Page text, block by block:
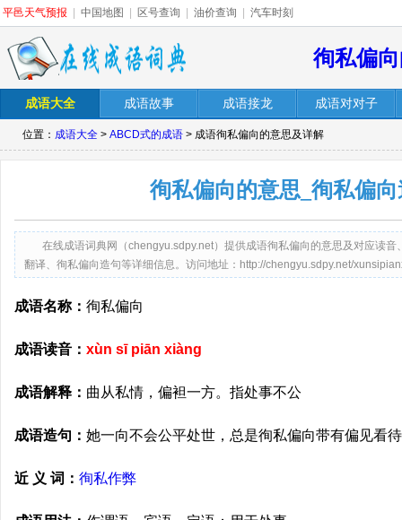
平邑天气预报 中国地图 区号查询 油价查询 汽车时刻
徇私偏
成语大全 成语故事 成语接龙 成语对对子
位置： 成语大全 > ABCD式的成语 > 成语徇私偏向的意思及详解
徇私偏向的意思_徇私偏
在线成语词典网（chengyu.sdpy.net）提供成语徇私偏向的意思及对应读
翻译、徇私偏向造句等详细信息。访问地址：http://chengyu.sdpy.net/
成语名称： 徇私偏向
成语读音： xùn sī piān xiàng
成语解释： 曲从私情，偏袒一方。指处事不公
成语造句： 她一向不会公平处世，总是徇私偏向带有偏见看
近 义 词： 徇私作弊